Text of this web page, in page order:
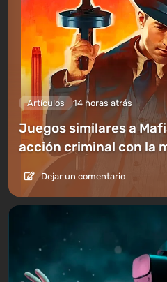
Artículos 14 horas atrás
Juegos similares a
acción criminal con la
Dejar un comentario